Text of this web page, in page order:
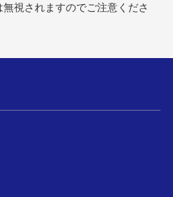
視されますのでご注意くださ